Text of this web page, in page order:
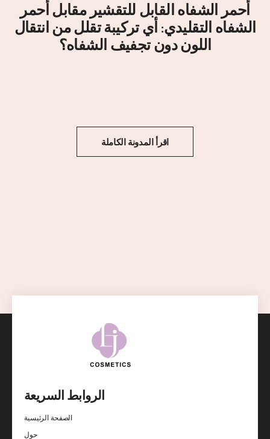
أحمر الشفاه القابل للتقشير مقابل أحمر
الشفاه التقليدي: أي تركيبة تقلل من انتقال
اللون دون تجفيف الشفاه؟
اقرأ المدونة الكاملة
الروابط السريعة
الصفحة الرئيسية
حول